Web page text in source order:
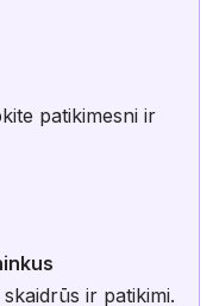
patikimesni ir
ir patikimi.